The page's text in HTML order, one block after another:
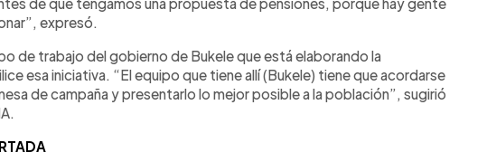
expresó.
de trabajo del gobierno de Bukele que está elaborando la
esa iniciativa. “El equipo que tiene allí (Bukele) tiene que acordarse
de campaña y presentarlo lo mejor posible a la población”, sugirió